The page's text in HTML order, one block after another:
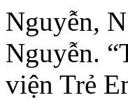
Nguyễn,
Nguyễn.
viện Trẻ